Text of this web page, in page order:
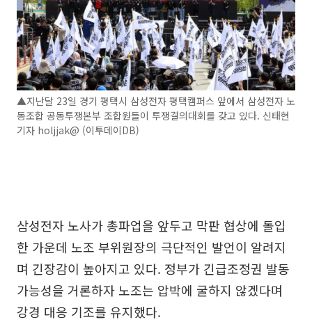
▲지난달 23일 경기 평택시 삼성전자 평택캠퍼스 앞에서 삼성전자 노
동조합 공동투쟁본부 조합원들이 투쟁결의대회를 갖고 있다. 신태현
기자 holjjak@ (이투데이DB)
삼성전자 노사가 총파업을 앞두고 막판 협상에 돌입
한 가운데 노조 부위원장의 극단적인 발언이 알려지
며 긴장감이 높아지고 있다. 정부가 긴급조정권 발동
가능성을 거론하자 노조는 압박에 굴하지 않겠다며
강경 대응 기조를 유지했다.